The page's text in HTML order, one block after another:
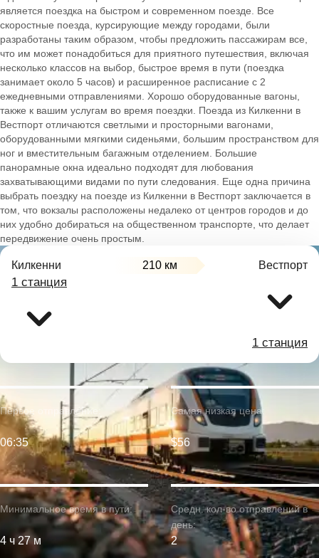
является поездка на быстром и современном поезде. Все
скоростные поезда, курсирующие между городами, были
разработаны таким образом, чтобы предложить пассажирам все,
что им может понадобиться для приятного путешествия, включая
несколько классов на выбор, быстрое время в пути (поездка
занимает около 5 часов) и расширенное расписание с 2
ежедневными отправлениями. Хорошо оборудованные вагоны,
также к вашим услугам во время поездки. Поезда из Килкенни в
Вестпорт отличаются светлыми и просторными вагонами,
оборудованными мягкими сиденьями, большим пространством для
ног и вместительным багажным отделением. Большие
панорамные окна идеально подходят для любования
захватывающими видами по пути следования. Еще одна причина
выбрать поездку на поезде из Килкенни в Вестпорт заключается в
том, что вокзалы расположены недалеко от центров городов и до
них удобно добираться на общественном транспорте, что делает
передвижение очень простым.
Килкенни 210 км Вестпорт
1 станция
1 станция
Минимальное время в пути:
4 ч 27 м
Первое отправление:
06:35
Самая низкая цена:
$56
Средн. кол-во отправлений в
день:
2